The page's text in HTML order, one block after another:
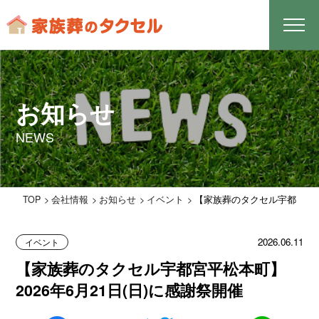
お知らせ
NEWS
TOP 会社情報 お知らせ イベント 【家族葬のタクセル宇都宮
イベント 2026.06.11
【家族葬のタクセル宇都宮平松本町】
2026年6月21日(日)に感謝祭開催